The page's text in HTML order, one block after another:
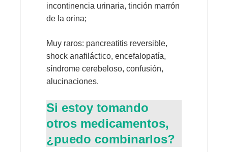
incontinencia urinaria, tinción marrón
de la orina;
Muy raros: pancreatitis reversible,
shock anafiláctico, encefalopatía,
síndrome cerebeloso, confusión,
alucinaciones.
Si estoy tomando
otros medicamentos,
¿puedo combinarlos?